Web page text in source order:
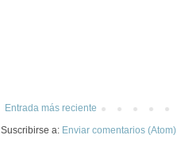
Entrada más reciente
Suscribirse a: Enviar comentarios (Atom)